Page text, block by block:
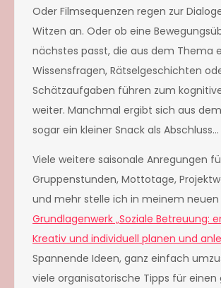
Oder Filmsequenzen regen zur
Witzen an. Oder ob eine
nächstes passt, die aus dem Thema
Wissensfragen, Rätselgeschichten
Schätzaufgaben führen zum
weiter. Manchmal ergibt sich aus
sogar ein kleiner Snack als Abschluss…
Viele weitere saisonale Anregungen
Gruppenstunden, Mottotage,
und mehr stelle ich in meinem neuen
Grundlagenwerk „Soziale Betreuung:
Kreativ und individuell planen und
Spannende Ideen, ganz einfach
viele organisatorische Tipps für einen